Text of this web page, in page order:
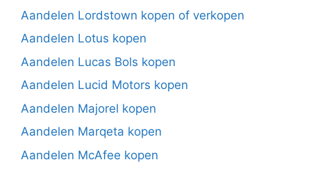
Aandelen Lordstown kopen of verkopen
Aandelen Lotus kopen
Aandelen Lucas Bols kopen
Aandelen Lucid Motors kopen
Aandelen Majorel kopen
Aandelen Marqeta kopen
Aandelen McAfee kopen